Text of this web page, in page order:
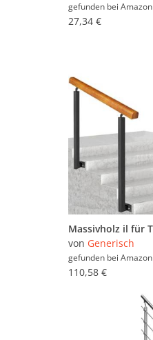
gefunden bei Amazon
27,34 €
von Generisch
gefunden bei Amazon
110,58 €